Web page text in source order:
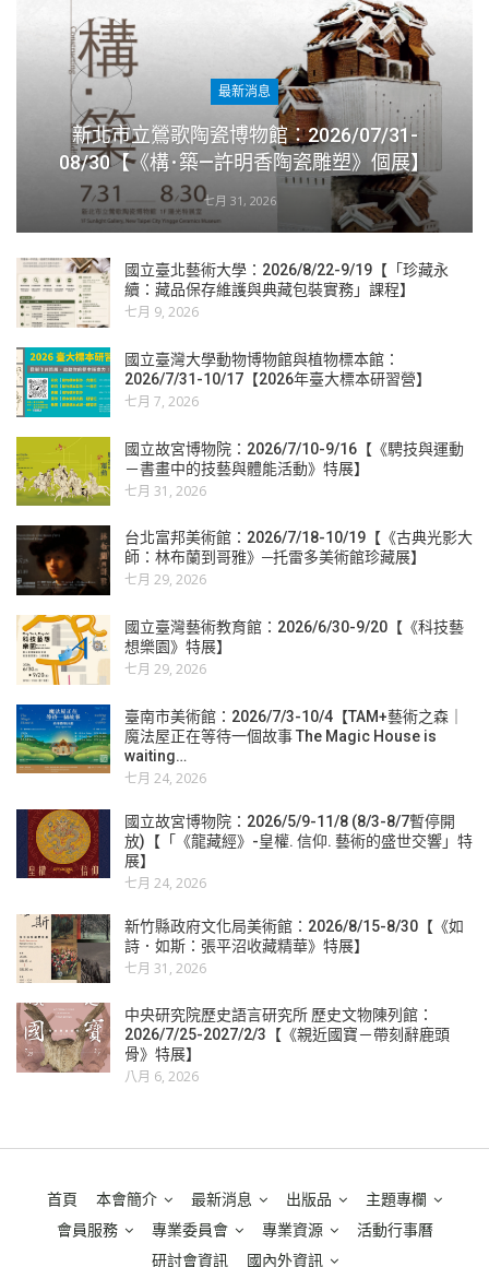
最新消息
新北市立鶯歌陶瓷博物館：2026/07/31-
08/30【《構･築—許明香陶瓷雕塑》個展】
七月 31, 2026
國立臺北藝術大學：2026/8/22-9/19【「珍藏永
續：藏品保存維護與典藏包裝實務」課程】
七月 9, 2026
國立臺灣大學動物博物館與植物標本館：
2026/7/31-10/17【2026年臺大標本研習營】
七月 7, 2026
國立故宮博物院：2026/7/10-9/16【《騁技與運動
－書畫中的技藝與體能活動》特展】
七月 31, 2026
台北富邦美術館：2026/7/18-10/19【《古典光影大
師：林布蘭到哥雅》─托雷多美術館珍藏展】
七月 29, 2026
國立臺灣藝術教育館：2026/6/30-9/20【《科技藝
想樂園》特展】
七月 29, 2026
臺南市美術館：2026/7/3-10/4【TAM+藝術之森｜
魔法屋正在等待一個故事 The Magic House is
waiting…
七月 24, 2026
國立故宮博物院：2026/5/9-11/8 (8/3-8/7暫停開
放)【「《龍藏經》-皇權. 信仰. 藝術的盛世交響」特
展】
七月 24, 2026
新竹縣政府文化局美術館：2026/8/15-8/30【《如
詩．如斯：張平沼收藏精華》特展】
七月 31, 2026
中央研究院歷史語言研究所 歷史文物陳列館：
2026/7/25-2027/2/3【《親近國寶－帶刻辭鹿頭
骨》特展】
八月 6, 2026
首頁 本會簡介 最新消息 出版品
主題專欄
會員服務
專業委員會 專業資源
活動行事曆
研討會資訊
國內外資訊